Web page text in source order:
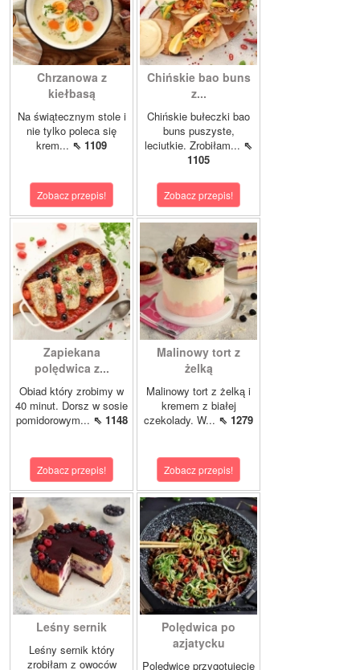
Chrzanowa z
kiełbasą
Na świątecznym stole i
nie tylko poleca się
krem... ⇖ 1109
Zobacz przepis!
Chińskie bao buns
z...
Chińskie bułeczki bao
buns puszyste,
leciutkie. Zrobiłam... ⇖
1105
Zobacz przepis!
Zapiekana
polędwica z...
Obiad który zrobimy w
40 minut. Dorsz w sosie
pomidorowym... ⇖ 1148
Zobacz przepis!
Malinowy tort z
żelką
Malinowy tort z żelką i
kremem z białej
czekolady. W... ⇖ 1279
Zobacz przepis!
Leśny sernik
Leśny sernik który
zrobiłam z owoców
Polędwica po
azjatycku
Polędwicę przygotujecie